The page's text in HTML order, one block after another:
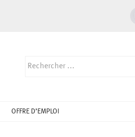
OFFRE D’EMPLOI